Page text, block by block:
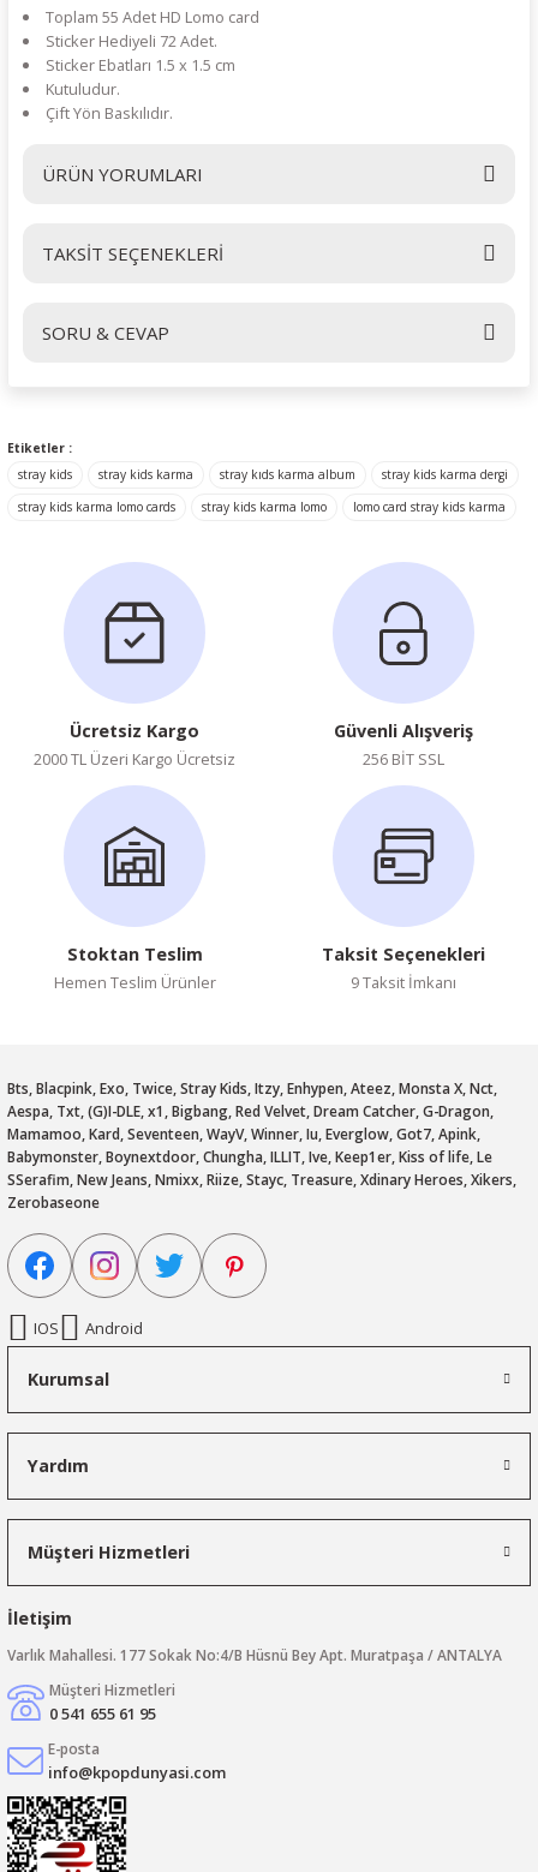
Toplam 55 Adet HD Lomo card
Sticker Hediyeli 72 Adet.
Sticker Ebatları 1.5 x 1.5 cm
Kutuludur.
Çift Yön Baskılıdır.
ÜRÜN YORUMLARI
Bu ürüne ilk yorumu siz yapın!
TAKSİT SEÇENEKLERİ
SORU & CEVAP
Etiketler :
stray kids
stray kids karma stray kıds karma album
stray kids karma dergi
stray kids karma lomo cards
stray kids karma lomo lomo card stray kids karma
Ücretsiz Kargo
2000 TL Üzeri Kargo Ücretsiz
Güvenli Alışveriş
256 BİT SSL
Stoktan Teslim
Hemen Teslim Ürünler
Taksit Seçenekleri
9 Taksit İmkanı
Bts, Blacpink, Exo, Twice, Stray Kids, Itzy, Enhypen, Ateez, Monsta X, Nct,
Aespa, Txt, (G)I-DLE, x1, Bigbang, Red Velvet, Dream Catcher, G-Dragon,
Mamamoo, Kard, Seventeen, WayV, Winner, Iu, Everglow, Got7, Apink,
Babymonster, Boynextdoor, Chungha, ILLIT, Ive, Keep1er, Kiss of life, Le
SSerafim, New Jeans, Nmixx, Riize, Stayc, Treasure, Xdinary Heroes, Xikers,
Zerobaseone
IOS Android
Kurumsal
Yardım
Müşteri Hizmetleri
İletişim
Varlık Mahallesi. 177 Sokak No:4/B Hüsnü Bey Apt. Muratpaşa / ANTALYA
Müşteri Hizmetleri
0 541 655 61 95
E-posta
info@kpopdunyasi.com